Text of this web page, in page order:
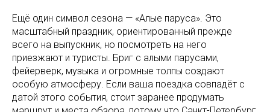
Ещё один символ сезона — «Алые паруса». Это
масштабный праздник, ориентированный прежде
всего на выпускник, но посмотреть на него
приезжают и туристы. Бриг с алыми парусами,
фейерверк, музыка и огромные толпы создают
особую атмосферу. Если ваша поездка совпадёт с
датой этого события, стоит заранее продумать